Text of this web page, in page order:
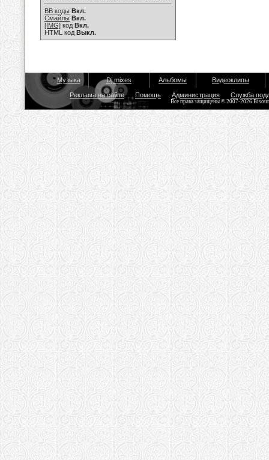
BB коды Вкл.
Смайлы Вкл.
[IMG] код Вкл.
HTML код Выкл.
Музыка Dj mixes Альбомы Видеоклипы
Реклама на сайте Помощь Администрация Служба
Все права защищены © 2007-2026